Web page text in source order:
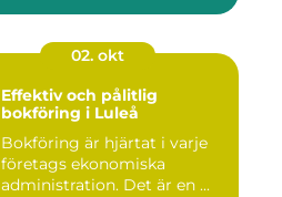
02. okt
Effektiv och pålitlig
bokföring i Luleå
Bokföring är hjärtat i varje
företags ekonomiska
administration. Det är en ...